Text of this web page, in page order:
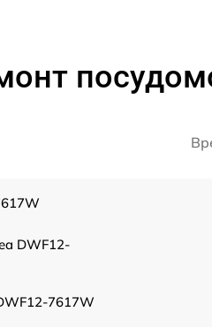
DWF12-
7617W